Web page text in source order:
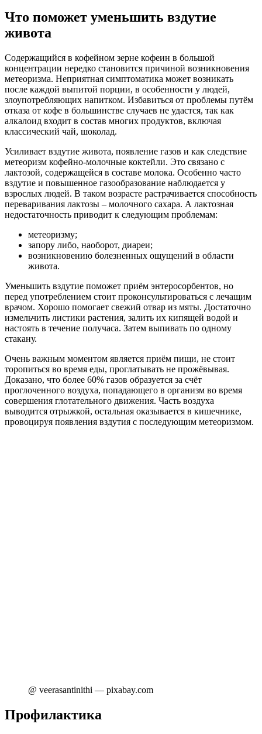
Что поможет уменьшить вздутие
живота
Содержащийся в кофейном зерне кофеин в большой
концентрации нередко становится причиной возникновения
метеоризма. Неприятная симптоматика может возникать
после каждой выпитой порции, в особенности у людей,
злоупотребляющих напитком. Избавиться от проблемы путём
отказа от кофе в большинстве случаев не удастся, так как
алкалоид входит в состав многих продуктов, включая
классический чай, шоколад.
Усиливает вздутие живота, появление газов и как следствие
метеоризм кофейно-молочные коктейли. Это связано с
лактозой, содержащейся в составе молока. Особенно часто
вздутие и повышенное газообразование наблюдается у
взрослых людей. В таком возрасте растрачивается способность
переваривания лактозы – молочного сахара. А лактозная
недостаточность приводит к следующим проблемам:
метеоризму;
запору либо, наоборот, диареи;
возникновению болезненных ощущений в области
живота.
Уменьшить вздутие поможет приём энтеросорбентов, но
перед употреблением стоит проконсультироваться с лечащим
врачом. Хорошо помогает свежий отвар из мяты. Достаточно
измельчить листики растения, залить их кипящей водой и
настоять в течение получаса. Затем выпивать по одному
стакану.
Очень важным моментом является приём пищи, не стоит
торопиться во время еды, проглатывать не прожёвывая.
Доказано, что более 60% газов образуется за счёт
проглоченного воздуха, попадающего в организм во время
совершения глотательного движения. Часть воздуха
выводится отрыжкой, остальная оказывается в кишечнике,
провоцируя появления вздутия с последующим метеоризмом.
@ veerasantinithi — pixabay.com
Профилактика